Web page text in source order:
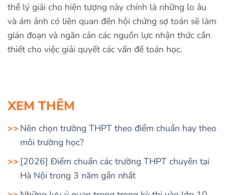
thể lý giải cho hiện tượng này chính là những lo âu
và ám ảnh có liên quan đến hội chứng sợ toán sẽ làm
gián đoạn và ngăn cản các nguồn lực nhận thức cần
thiết cho việc giải quyết các vấn đề toán học.
XEM THÊM
Nên chọn trường THPT theo điểm chuẩn hay theo
môi trường học?
[2026] Điểm chuẩn các trường THPT chuyên tại
Hà Nội trong 3 năm gần nhất